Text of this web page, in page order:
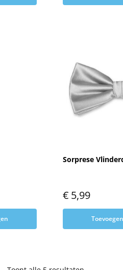
Sorprese
€ 5,99